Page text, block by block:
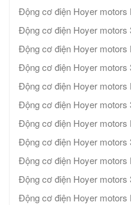
Động cơ điện Hoyer motors
Động cơ điện Hoyer motors
Động cơ điện Hoyer motors
Động cơ điện Hoyer motors
Động cơ điện Hoyer motors
Động cơ điện Hoyer motors
Động cơ điện Hoyer motors
Động cơ điện Hoyer motors
Động cơ điện Hoyer motors
Động cơ điện Hoyer motors
Động cơ điện Hoyer motors